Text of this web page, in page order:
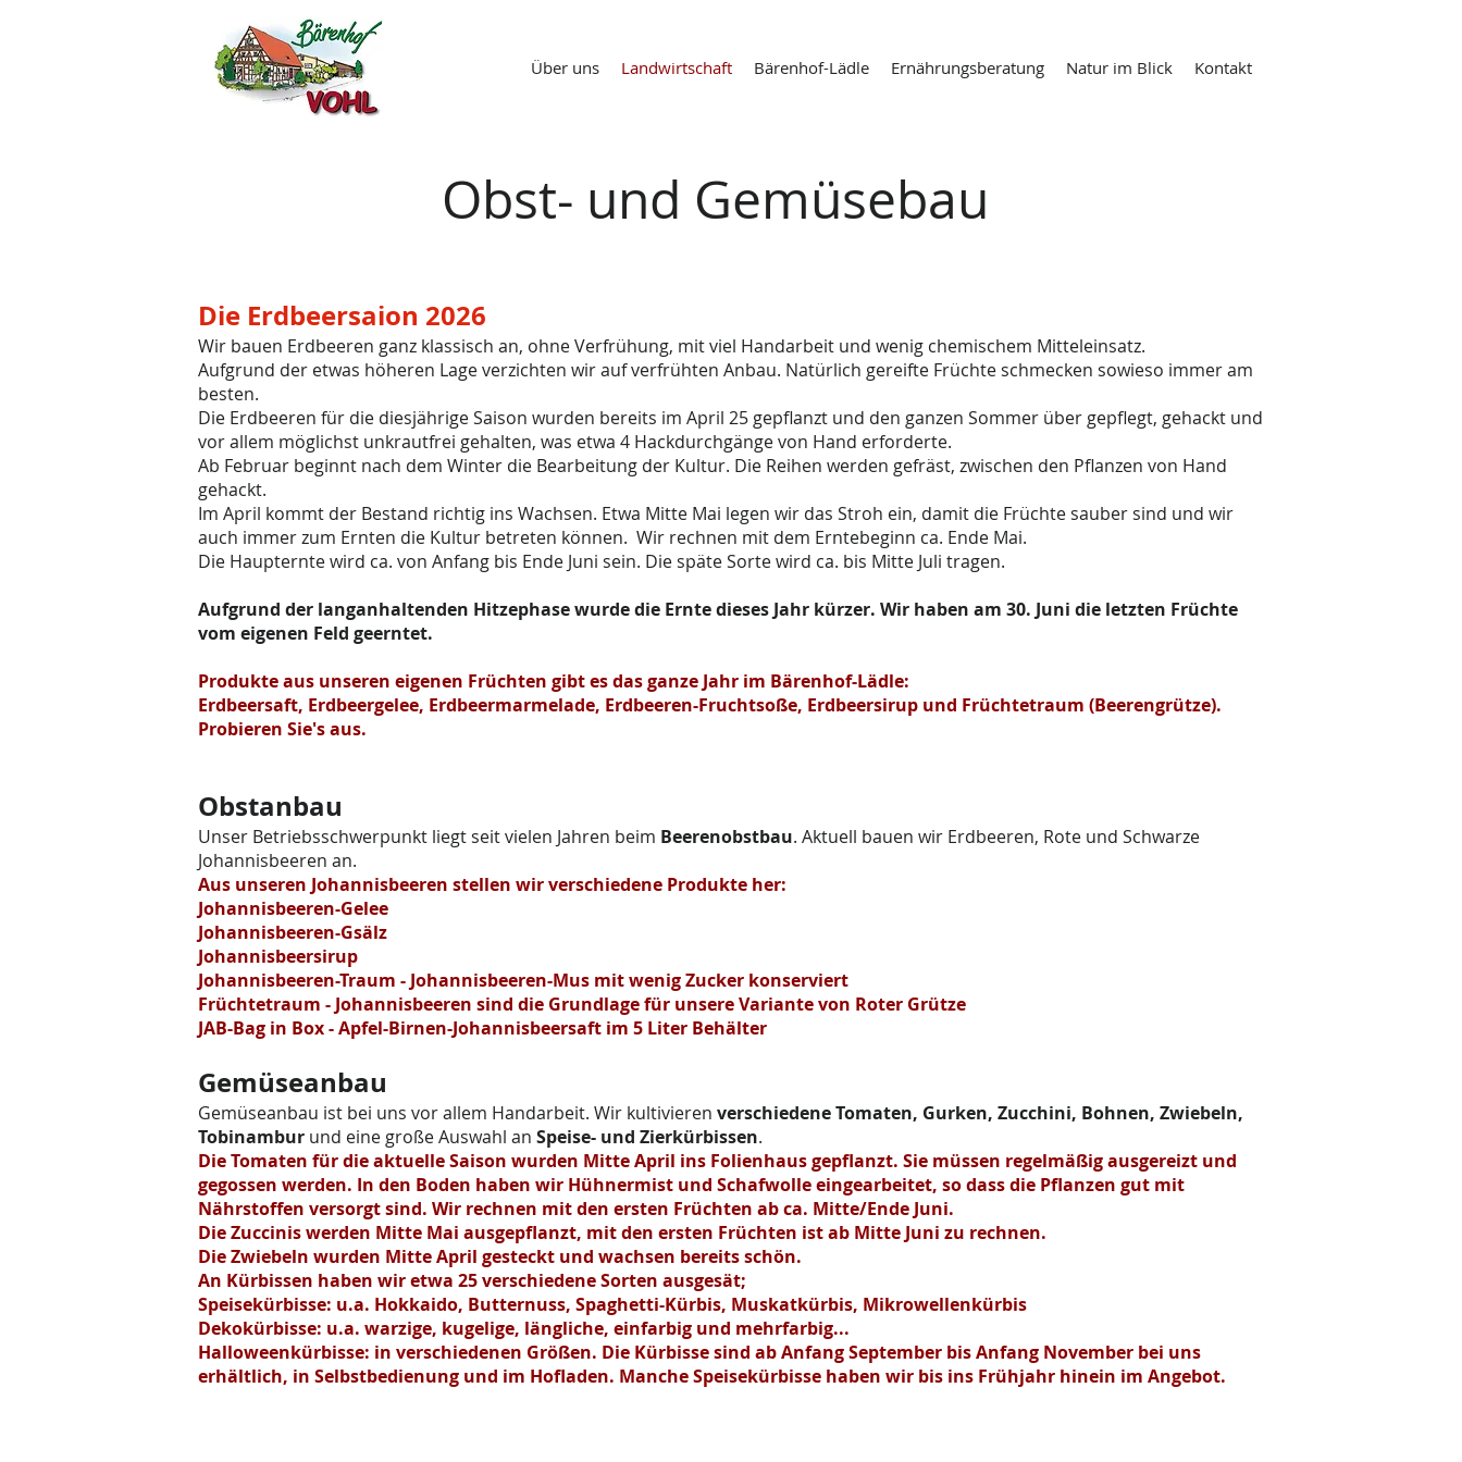
Über uns Landwirtschaft Bärenhof-Lädle Ernährungsberatung Natur im Blick Kontakt
Obst- und Gemüsebau
Die Erdbeersaion 2026
Wir bauen Erdbeeren ganz klassisch an, ohne Verfrühung, mit viel Handarbeit und wenig chemischem Mitteleinsatz.
Aufgrund der etwas höheren Lage verzichten wir auf verfrühten Anbau. Natürlich gereifte Früchte schmecken sowieso immer am
besten.
Die Erdbeeren für die diesjährige Saison wurden bereits im April 25 gepflanzt und den ganzen Sommer über gepflegt, gehackt und
vor allem möglichst unkrautfrei gehalten, was etwa 4 Hackdurchgänge von Hand erforderte.
Ab Februar beginnt nach dem Winter die Bearbeitung der Kultur. Die Reihen werden gefräst, zwischen den Pflanzen von Hand
gehackt.
Im April kommt der Bestand richtig ins Wachsen. Etwa Mitte Mai legen wir das Stroh ein, damit die Früchte sauber sind und wir
auch immer zum Ernten die Kultur betreten können. Wir rechnen mit dem Erntebeginn ca. Ende Mai.
Die Haupternte wird ca. von Anfang bis Ende Juni sein. Die späte Sorte wird ca. bis Mitte Juli tragen.
​Aufgrund der langanhaltenden Hitzephase wurde die Ernte dieses Jahr kürzer. Wir haben am 30. Juni die letzten Früchte
vom eigenen Feld geerntet.
Produkte aus unseren eigenen Früchten gibt es das ganze Jahr im Bärenhof-Lädle:
Erdbeersaft, Erdbeergelee, Erdbeermarmelade, Erdbeeren-Fruchtsoße, Erdbeersirup und Früchtetraum (Beerengrütze).
Probieren Sie's aus.
​​​​​​​​​​​​​​Obstanbau
Unser Betriebsschwerpunkt liegt seit vielen Jahren beim Beerenobstbau. Aktuell bauen wir Erdbeeren, Rote und Schwarze
Johannisbeeren an.
Aus unseren Johannisbeeren stellen wir verschiedene Produkte her:
Johannisbeeren-Gelee
Johannisbeeren-Gsälz
Johannisbeersirup
Johannisbeeren-Traum - Johannisbeeren-Mus mit wenig Zucker konserviert
Früchtetraum - Johannisbeeren sind die Grundlage für unsere Variante von Roter Grütze
JAB-Bag in Box - Apfel-Birnen-Johannisbeersaft im 5 Liter Behälter
Gemüseanbau
Gemüseanbau ist bei uns vor allem Handarbeit. Wir kultivieren verschiedeneTomaten, Gurken, Zucchini, Bohnen, Zwiebeln,
Tobinambur und eine große Auswahl an Speise- und Zierkürbissen.
Die Tomaten für die aktuelle Saison wurden Mitte April ins Folienhaus gepflanzt. Sie müssen regelmäßigausgereizt und
gegossen werden. In den Boden haben wir Hühnermist und Schafwolle eingearbeitet, so dass die Pflanzen gut mit
Nährstoffen versorgt sind. Wir rechnen mit den ersten Früchten ab ca. Mitte/Ende Juni.
Die Zucciniswerden Mitte Mai ausgepflanzt, mit den ersten Früchten ist ab Mitte Juni zu rechnen.
Die Zwiebeln wurden Mitte April gesteckt und wachsen bereits schön.
An Kürbissen haben wir etwa 25 verschiedene Sorten ausgesät;
Speisekürbisse: u.a. Hokkaido, Butternuss, Spaghetti-Kürbis, Muskatkürbis, Mikrowellenkürbis
Dekokürbisse: u.a. warzige, kugelige, längliche, einfarbig und mehrfarbig...
Halloweenkürbisse: in verschiedenen Größen. Die Kürbisse sind ab Anfang September bisAnfang November bei uns
erhältlich, in Selbstbedienung und im Hofladen. Manche Speisekürbisse haben wir bis ins Frühjahr hinein im Angebot.